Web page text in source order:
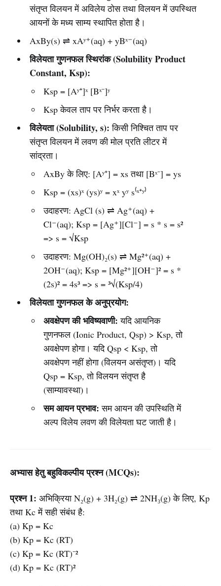
संतृप्त विलयन में अविलेय ठोस तथा विलयन में उपस्थित
आयनों के मध्य साम्य स्थापित होता है।
AxBy(s) ⇌ xAʸ⁺(aq) + yBˣ⁻(aq)
विलेयता गुणनफल स्थिरांक (Solubility Product
Constant, Ksp):
Ksp = [Aʸ⁺]ˣ [Bˣ⁻]ʸ
Ksp केवल ताप पर निर्भर करता है।
विलेयता (Solubility, s): किसी निश्चित ताप पर
संतृप्त विलयन में लवण की मोल प्रति लीटर में
सांद्रता।
AxBy के लिए: [Aʸ⁺] = xs तथा [Bˣ⁻] = ys
Ksp = (xs)ˣ (ys)ʸ = xˣ yʸ s⁽ˣ⁺ʸ⁾
उदाहरण: AgCl (s) ⇌ Ag⁺(aq) +
Cl⁻(aq); Ksp = [Ag⁺][Cl⁻] = s * s = s²
=> s = √Ksp
उदाहरण: Mg(OH)₂(s) ⇌ Mg²⁺(aq) +
2OH⁻(aq); Ksp = [Mg²⁺][OH⁻]² = s *
(2s)² = 4s³ => s = ³√(Ksp/4)
विलेयता गुणनफल के अनुप्रयोग:
अवक्षेपण की भविष्यवाणी: यदि आयनिक
गुणनफल (Ionic Product, Qsp) > Ksp, तो
अवक्षेपण होगा। यदि Qsp < Ksp, तो
अवक्षेपण नहीं होगा (विलयन असंतृप्त)। यदि
Qsp = Ksp, तो विलयन संतृप्त है
(साम्यावस्था)।
सम आयन प्रभाव: सम आयन की उपस्थिति में
अल्प विलेय लवण की विलेयता घट जाती है।
अभ्यास हेतु बहुविकल्पीय प्रश्न (MCQs):
प्रश्न 1: अभिक्रिया N₂(g) + 3H₂(g) ⇌ 2NH₃(g) के लिए, Kp
तथा Kc में सही संबंध है:
(a) Kp = Kc
(b) Kp = Kc (RT)
(c) Kp = Kc (RT)⁻²
(d) Kp = Kc (RT)²